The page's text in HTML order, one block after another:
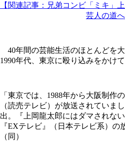
【関連記事：兄弟コンビ「ミキ」
芸人の道へ
40年間の芸能生活のほとんどを大
1990年代、東京に殴り込みをかけて
「東京では、1988年から大阪制作
（読売テレビ）が放送されていま
出。『上岡龍太郎にはダマされな
『EXテレビ』（日本テレビ系）の
（同）